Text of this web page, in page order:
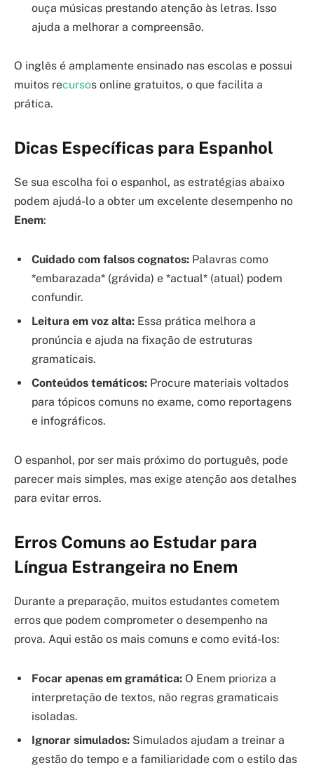
ouça músicas prestando atenção às letras. Isso
ajuda a melhorar a compreensão.
O inglês é amplamente ensinado nas escolas e possui
muitos recursos online gratuitos, o que facilita a
prática.
Dicas Específicas para Espanhol
Se sua escolha foi o espanhol, as estratégias abaixo
podem ajudá-lo a obter um excelente desempenho no
Enem:
Cuidado com falsos cognatos: Palavras como
*embarazada* (grávida) e *actual* (atual) podem
confundir.
Leitura em voz alta: Essa prática melhora a
pronúncia e ajuda na fixação de estruturas
gramaticais.
Conteúdos temáticos: Procure materiais voltados
para tópicos comuns no exame, como reportagens
e infográficos.
O espanhol, por ser mais próximo do português, pode
parecer mais simples, mas exige atenção aos detalhes
para evitar erros.
Erros Comuns ao Estudar para
Língua Estrangeira no Enem
Durante a preparação, muitos estudantes cometem
erros que podem comprometer o desempenho na
prova. Aqui estão os mais comuns e como evitá-los:
Focar apenas em gramática: O Enem prioriza a
interpretação de textos, não regras gramaticais
isoladas.
Ignorar simulados: Simulados ajudam a treinar a
gestão do tempo e a familiaridade com o estilo das